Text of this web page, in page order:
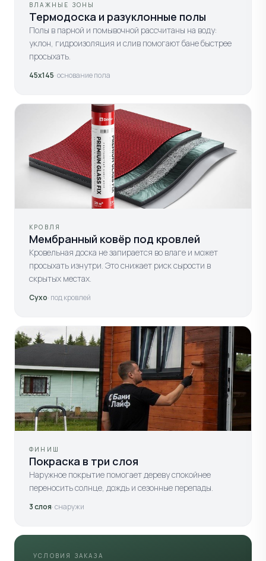
ВЛАЖНЫЕ ЗОНЫ
Термодоска и разуклонные полы
Полы в парной и помывочной рассчитаны на воду:
уклон, гидроизоляция и слив помогают бане быстрее
просыхать.
45х145· основание пола
КРОВЛЯ
Мембранный ковёр под кровлей
Кровельная доска не запирается во влаге и может
просыхать изнутри. Это снижает риск сырости в
скрытых местах.
Сухо· под кровлей
ФИНИШ
Покраска в три слоя
Наружное покрытие помогает дереву спокойнее
переносить солнце, дождь и сезонные перепады.
3 слоя· снаружи
УСЛОВИЯ ЗАКАЗА